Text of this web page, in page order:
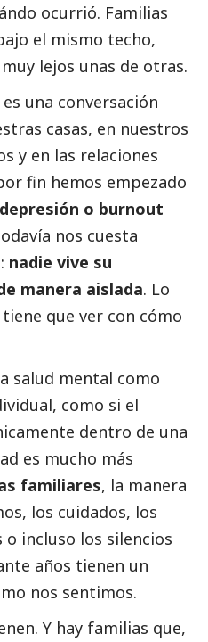
ocurrió. Familias
el mismo techo,
lejos unas de otras.
una conversación
casas, en nuestros
y en las relaciones
fin hemos empezado
o burnout
nos cuesta
nadie vive su
manera aislada. Lo
que ver con cómo
salud mental como
como si el
dentro de una
es mucho más
familiares, la manera
los cuidados, los
incluso los silencios
años tienen un
nos sentimos.
Y hay familias que,